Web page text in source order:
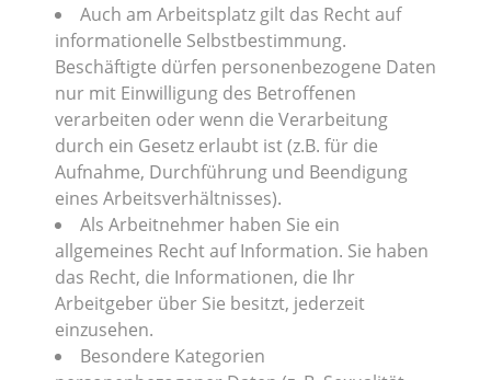
Auch am Arbeitsplatz gilt das Recht auf
informationelle Selbstbestimmung.
Beschäftigte dürfen personenbezogene Daten
nur mit Einwilligung des Betroffenen
verarbeiten oder wenn die Verarbeitung
durch ein Gesetz erlaubt ist (z.B. für die
Aufnahme, Durchführung und Beendigung
eines Arbeitsverhältnisses).
Als Arbeitnehmer haben Sie ein
allgemeines Recht auf Information. Sie haben
das Recht, die Informationen, die Ihr
Arbeitgeber über Sie besitzt, jederzeit
einzusehen.
Besondere Kategorien